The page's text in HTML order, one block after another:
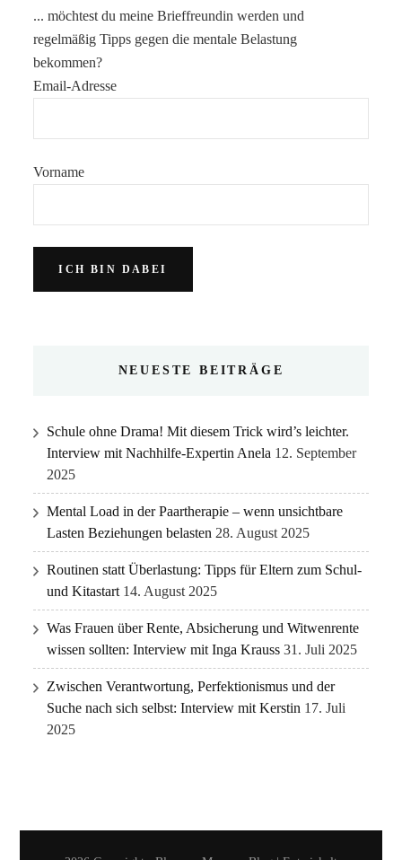
... möchtest du meine Brieffreundin werden und
regelmäßig Tipps gegen die mentale Belastung
bekommen?
Email-Adresse
Vorname
NEUESTE BEITRÄGE
Schule ohne Drama! Mit diesem Trick wird’s leichter.
Interview mit Nachhilfe-Expertin Anela 12. September
2025
Mental Load in der Paartherapie – wenn unsichtbare
Lasten Beziehungen belasten 28. August 2025
Routinen statt Überlastung: Tipps für Eltern zum Schul-
und Kitastart 14. August 2025
Was Frauen über Rente, Absicherung und Witwenrente
wissen sollten: Interview mit Inga Krauss 31. Juli 2025
Zwischen Verantwortung, Perfektionismus und der
Suche nach sich selbst: Interview mit Kerstin 17. Juli
2025